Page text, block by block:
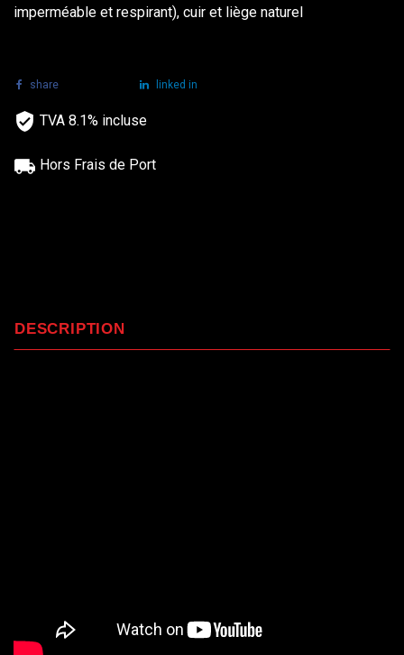
imperméable et respirant), cuir et liège naturel
share linked in
TVA 8.1% incluse
Hors Frais de Port
DESCRIPTION